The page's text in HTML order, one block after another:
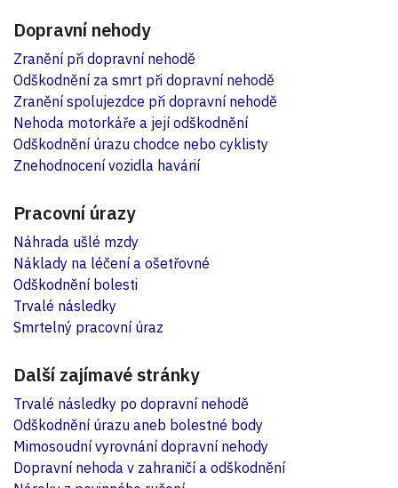
Dopravní nehody
Zranění při dopravní nehodě
Odškodnění za smrt při dopravní nehodě
Zranění spolujezdce při dopravní nehodě
Nehoda motorkáře a její odškodnění
Odškodnění úrazu chodce nebo cyklisty
Znehodnocení vozidla havárií
Pracovní úrazy
Náhrada ušlé mzdy
Náklady na léčení a ošetřovné
Odškodnění bolesti
Trvalé následky
Smrtelný pracovní úraz
Další zajímavé stránky
Trvalé následky po dopravní nehodě
Odškodnění úrazu aneb bolestné body
Mimosoudní vyrovnání dopravní nehody
Dopravní nehoda v zahraničí a odškodnění